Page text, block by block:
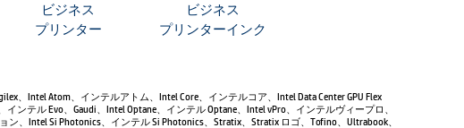
ビジネス
プリンター
ビジネス
プリンターインク
、Intel Atom、インテルアトム、Intel Core、インテルコア、Intel Data Center GPU Flex
ンテル Evo、Gaudi、Intel Optane、インテル Optane、Intel vPro、インテルヴィープロ、
ン、Intel Si Photonics、インテル Si Photonics、Stratix、Stratix ロゴ、Tofino、Ultrabook、